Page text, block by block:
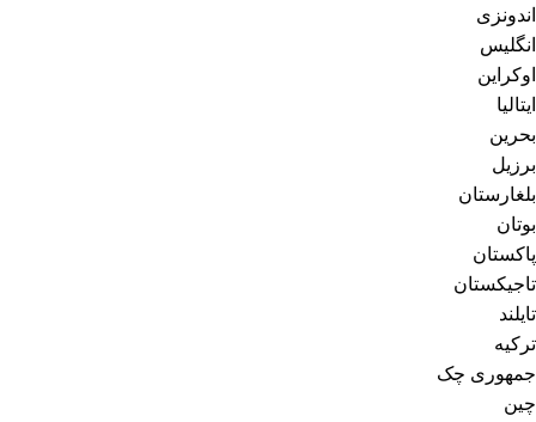
اندونزی
انگلیس
اوکراین
ایتالیا
بحرین
برزیل
بلغارستان
بوتان
پاکستان
تاجیکستان
تایلند
ترکیه
جمهوری چک
چین